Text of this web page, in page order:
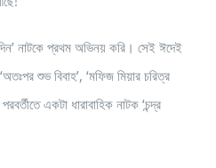
নাটকে প্রথম অভিনয় করি। সেই ঈদেই
শুভ বিবাহ’, ‘মফিজ মিয়ার চরিত্র
একটা ধারাবাহিক নাটক ‘চন্দ্র